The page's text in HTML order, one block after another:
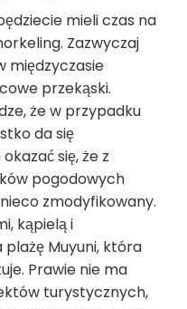
mieli czas na
Zazwyczaj
międzyczasie
przekąski.
że w przypadku
da się
się, że z
pogodowych
zmodyfikowany.
kąpielą i
Muyuni, która
Prawie nie ma
turystycznych,